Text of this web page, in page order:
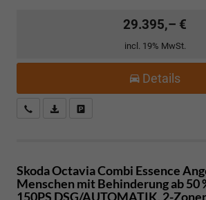
29.395,– €
incl. 19% MwSt.
Details
Kostenloser Rückruf-Service
PDF-Datei, Fahrzeugexposé drucken
Skoda Octavia Combi Essence
Menschen mit Behinderung ab 50
150PS DSG/AUTOMATIK, 2-